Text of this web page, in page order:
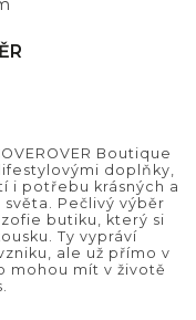
Boutique
doplňky,
i potřebu krásných a
Pečlivý výběr
butiku, který si
Ty vypráví
ale už přímo v
mohou mít v životě